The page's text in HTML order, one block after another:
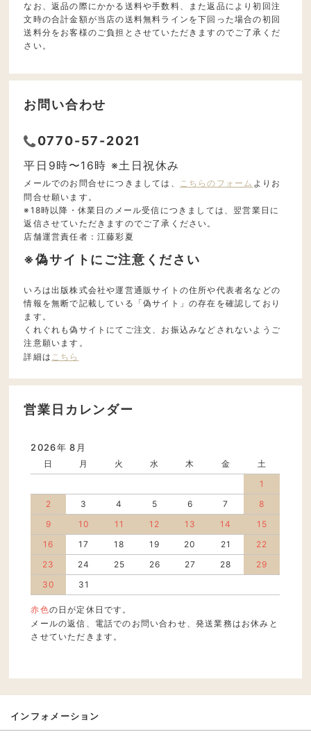
なお、返品の際にかかる送料や手数料、また返品により初回注
文時の合計金額が当店の送料無料ラインを下回った場合の初回
送料分をお客様のご負担とさせていただきますのでご了承くだ
さい。
お問い合わせ
0770-57-2021
平日9時〜16時 ※土日祝休み
メールでのお問合せにつきましては、 こちらのフォーム よりお
問合せ願います。
※18時以降・休業日のメール受信につきましては、翌営業日に
返信させていただきますのでご了承ください。
店舗運営責任者：江藤彩夏
※偽サイトにご注意ください
いろは出版株式会社や運営通販サイトの住所や代表者名などの
情報を無断で記載している「偽サイト」の存在を確認しており
ます。
くれぐれも偽サイトにてご注文、お振込みなどされないようご
注意願います。
詳細は こちら
営業日カレンダー
2026年 8月
日 月 火 水 木 金
土
1
2
3 4 5 6 7
8
9
10 11 12 13 14
15
16
17 18 19 20 21
22
23
24 25 26 27 28
29
30
31
赤色の日が定休日です。
メールの返信、電話でのお問い合わせ、発送業務はお休みと
させていただきます。
インフォメーション